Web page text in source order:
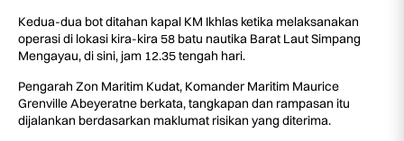
Kedua-dua bot ditahan kapal KM Ikhlas ketika melaksanakan
operasi di lokasi kira-kira 58 batu nautika Barat Laut Simpang
Mengayau, di sini, jam 12.35 tengah hari.
Pengarah Zon Maritim Kudat, Komander Maritim Maurice
Grenville Abeyeratne berkata, tangkapan dan rampasan itu
dijalankan berdasarkan maklumat risikan yang diterima.